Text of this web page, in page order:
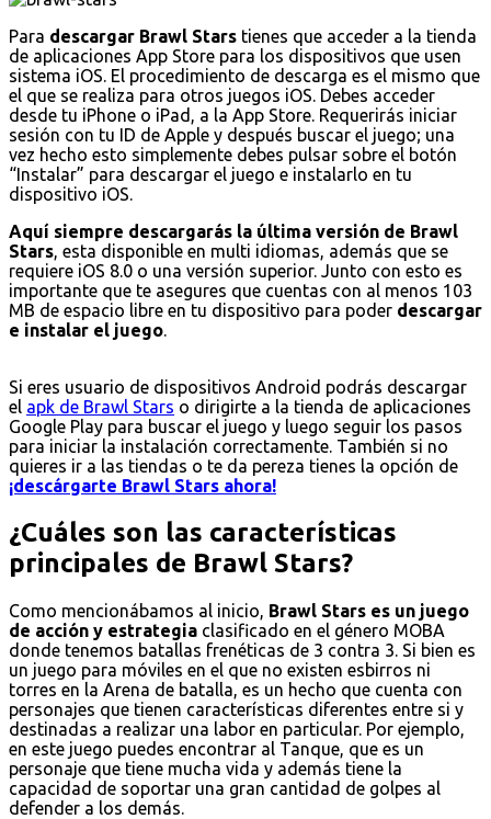
Para descargar Brawl Stars tienes que acceder a la tienda
de aplicaciones App Store para los dispositivos que usen
sistema iOS. El procedimiento de descarga es el mismo que
el que se realiza para otros juegos iOS. Debes acceder
desde tu iPhone o iPad, a la App Store. Requerirás iniciar
sesión con tu ID de Apple y después buscar el juego; una
vez hecho esto simplemente debes pulsar sobre el botón
“Instalar” para descargar el juego e instalarlo en tu
dispositivo iOS.
Aquí siempre descargarás la última versión de Brawl
Stars, esta disponible en multi idiomas, además que se
requiere iOS 8.0 o una versión superior. Junto con esto es
importante que te asegures que cuentas con al menos 103
MB de espacio libre en tu dispositivo para poder descargar
e instalar el juego.
Si eres usuario de dispositivos Android podrás descargar
el apk de Brawl Stars o dirigirte a la tienda de aplicaciones
Google Play para buscar el juego y luego seguir los pasos
para iniciar la instalación correctamente. También si no
quieres ir a las tiendas o te da pereza tienes la opción de
¡descárgarte Brawl Stars ahora!
¿Cuáles son las características
principales de Brawl Stars?
Como mencionábamos al inicio, Brawl Stars es un juego
de acción y estrategia clasificado en el género MOBA
donde tenemos batallas frenéticas de 3 contra 3. Si bien es
un juego para móviles en el que no existen esbirros ni
torres en la Arena de batalla, es un hecho que cuenta con
personajes que tienen características diferentes entre si y
destinadas a realizar una labor en particular. Por ejemplo,
en este juego puedes encontrar al Tanque, que es un
personaje que tiene mucha vida y además tiene la
capacidad de soportar una gran cantidad de golpes al
defender a los demás.